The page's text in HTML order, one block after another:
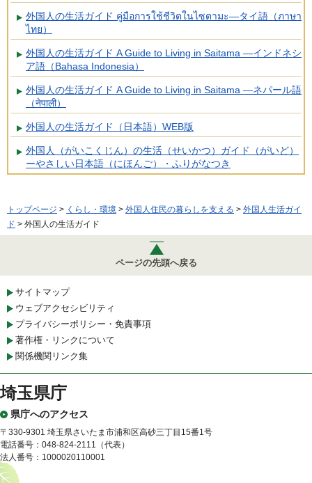
外国人の生活ガイド คู่มือการใช้ชีวิตในไซตามะ―タイ語（ภาษา
ไทย）
外国人の生活ガイド A Guide to Living in Saitama ―インドネシ
ア語（Bahasa Indonesia）
外国人の生活ガイド A Guide to Living in Saitama ―ネパール語
（नेपाली）
外国人の生活ガイド（日本語）WEB版
外国人（がいこくじん）の生活（せいかつ）ガイド（がいど）
ーやさしい日本語（にほんご）・ふりがなつき
トップページ > くらし・環境 > 外国人住民の暮らしを支える > 外国人生活ガイ
ド > 外国人の生活ガイド
ページの先頭へ戻る
サイトマップ
ウェブアクセシビリティ
プライバシーポリシー・免責事項
著作権・リンクについて
関係機関リンク集
埼玉県庁
県庁へのアクセス
〒330-9301 埼玉県さいたま市浦和区高砂三丁目15番1号
電話番号：048-824-2111（代表）
法人番号：1000020110001